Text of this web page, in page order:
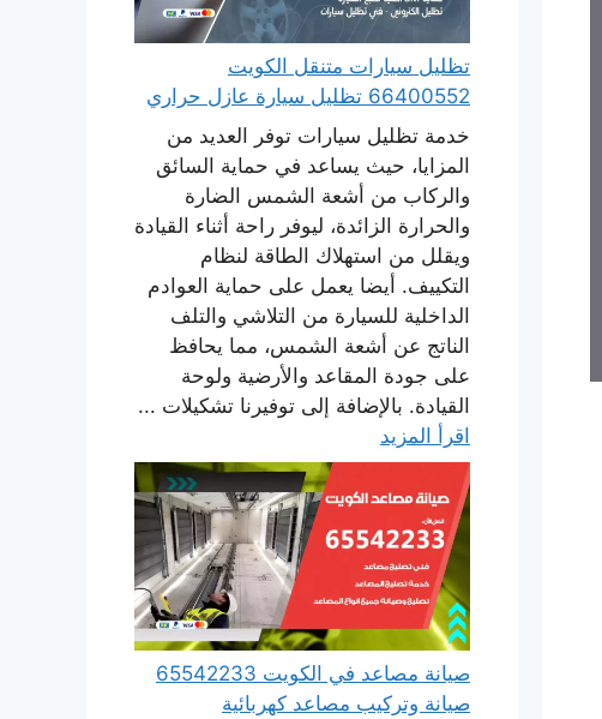
تظليل سيارات متنقل الكويت
66400552 تظليل سيارة عازل حراري
خدمة تظليل سيارات توفر العديد من
المزايا، حيث يساعد في حماية السائق
والركاب من أشعة الشمس الضارة
والحرارة الزائدة، ليوفر راحة أثناء القيادة
ويقلل من استهلاك الطاقة لنظام
التكييف. أيضا يعمل على حماية العوادم
الداخلية للسيارة من التلاشي والتلف
الناتج عن أشعة الشمس، مما يحافظ
على جودة المقاعد والأرضية ولوحة
القيادة. بالإضافة إلى توفيرنا تشكيلات ...
اقرأ المزيد
صيانة مصاعد في الكويت 65542233
صيانة وتركيب مصاعد كهربائية